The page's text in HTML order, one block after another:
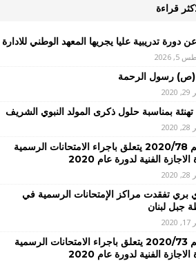
قراءة
دورة تدريبية عليا يجريها المعهد الوطني للادارة
2026
رسول الرحمة
بمناسبة حلول ذكرى المولد النبوي الشريف
– تعميم 2020/78 يتعلق باجراء الامتحانات الرسمية
الفنية لدورة عام 2020
بري تفقدت مراكز الإمتحانات الرسمية في
جبل لبنان
– تعميم 2020/73 يتعلق باجراء الامتحانات الرسمية
الفنية لدورة عام 2020